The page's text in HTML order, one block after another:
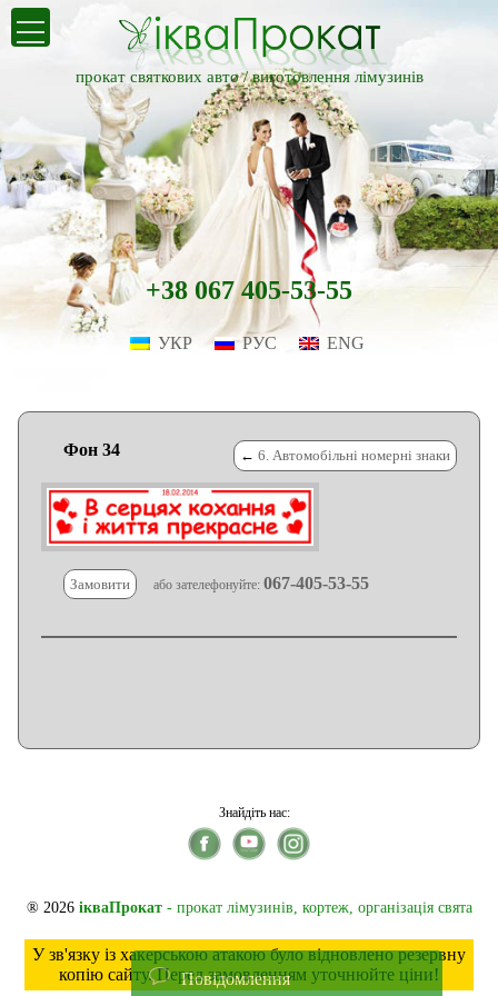
прокат святкових авто /виготовлення лімузинів
+38 067 405-53-55
УКР РУС ENG
Фон 34 ← 6. Автомобільні номерні знаки
Замовити або зателефонуйте:067-405-53-55
Знайдіть нас:
® 2026 ікваПрокат- прокат лімузинів, кортеж, організація свята
У зв'язку із хакерською атакою було відновлено резервну
копію сайту. Перед замовленням уточнюйте ціни!
Повідомлення